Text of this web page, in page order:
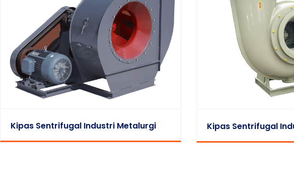
Kipas Sentrifugal Industri Metalurgi Kipas Sentrifugal